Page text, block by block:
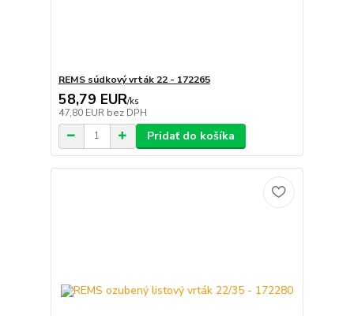
REMS súdkový vrták 22 - 172265
58,79 EUR/ks
47,80 EUR bez DPH
Pridať do košíka